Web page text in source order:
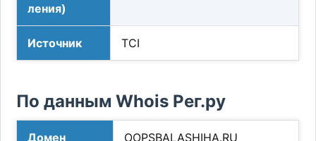
ления)
Источник TCI
По данным Whois Рег.ру
Домен OOPSBALASHIHA.RU